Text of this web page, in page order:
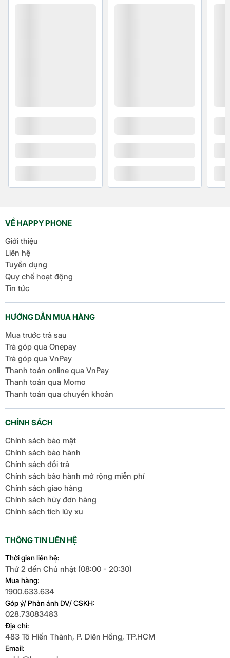
báo tức thì về mức độ ô nhiễm. Điều này giúp bạn
VỀ HAPPY PHONE
Giới thiệu
Liên hệ
Tuyển dụng
Quy chế hoạt động
Tin tức
HƯỚNG DẪN MUA HÀNG
Mua trước trả sau
Trả góp qua Onepay
Trả góp qua VnPay
Thanh toán online qua VnPay
Thanh toán qua Momo
Thanh toán qua chuyển khoản
CHÍNH SÁCH
Chính sách bảo mật
Chính sách bảo hành
Chính sách đổi trả
Chính sách bảo hành mở rộng miễn phí
Chính sách giao hàng
Chính sách hủy đơn hàng
Chính sách tích lũy xu
THÔNG TIN LIÊN HỆ
Thời gian liên hệ:
Thứ 2 đến Chủ nhật (08:00 - 20:30)
Mua hàng:
1900.633.634
Góp ý/ Phản ánh DV/ CSKH:
028.73083483
Địa chỉ:
483 Tô Hiến Thành, P. Diên Hồng, TP.HCM
Email: